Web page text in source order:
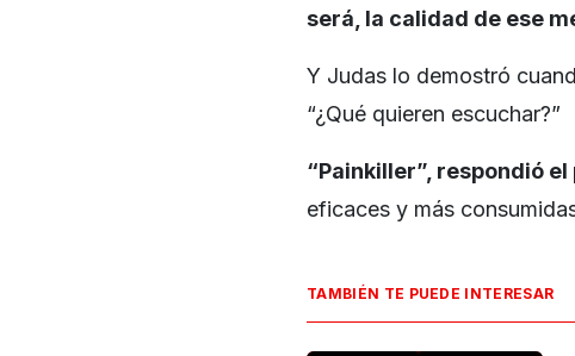
será, la calidad de ese
Y Judas lo demostró
“¿Qué quieren escuchar?”
“Painkiller”, respondió el
eficaces y más
TAMBIÉN TE PUEDE INTERESAR